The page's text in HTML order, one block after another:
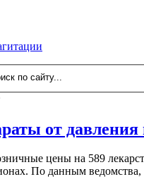
от
цены на 589
По данным